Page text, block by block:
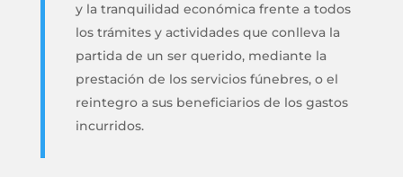
y la tranquilidad económica frente a todos
los trámites y actividades que conlleva la
partida de un ser querido, mediante la
prestación de los servicios fúnebres, o el
reintegro a sus beneficiarios de los gastos
incurridos.